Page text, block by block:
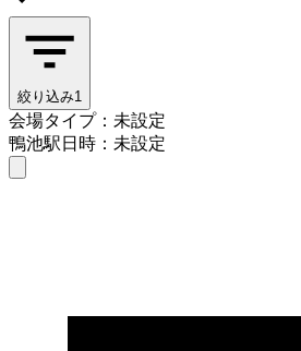
絞り込み1
会場タイプ：未設定
鴨池駅日時：未設定